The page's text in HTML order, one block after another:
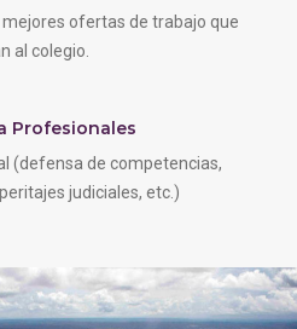
ofertas de trabajo que
al colegio.
Profesionales
(defensa de competencias,
judiciales, etc.)